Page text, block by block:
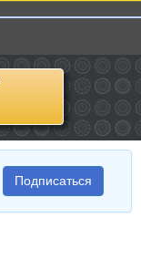
Подписаться